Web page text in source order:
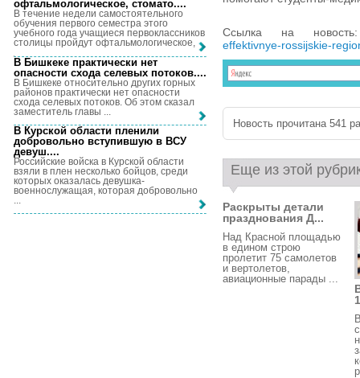
Ссылка на
effektivnye-rossijskie-
Новость прочитана 541
Еще из этой
Раскрыты детали
празднования Д...
Над Красной площадью
в едином строю
пролетит 75 самолетов
и вертолетов,
авиационные парады ...
офтальмологическое, стомато....
В течение недели самостоятельного
обучения первого семестра этого
учебного года учащиеся первоклассников
столицы пройдут офтальмологическое, ...
В Бишкеке практически нет
опасности схода селевых потоков....
В Бишкеке относительно других горных
районов практически нет опасности
схода селевых потоков. Об этом сказал
заместитель главы ...
В Курской области пленили
добровольно вступившую в ВСУ
девуш....
Российские войска в Курской области
взяли в плен несколько бойцов, среди
которых оказалась девушка-
военнослужащая, которая добровольно
...